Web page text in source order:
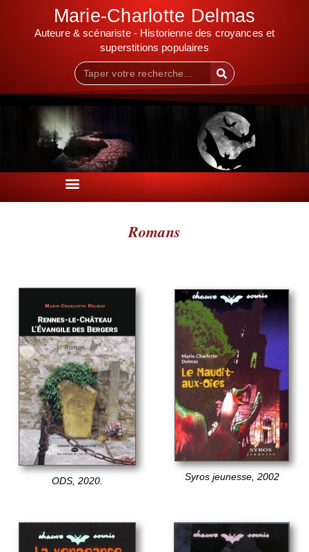
Marie-Charlotte Delmas
Auteure & scénariste - Historienne des croyances et
superstitions populaires
Romans
ODS, 2020. Syros jeunesse, 2002